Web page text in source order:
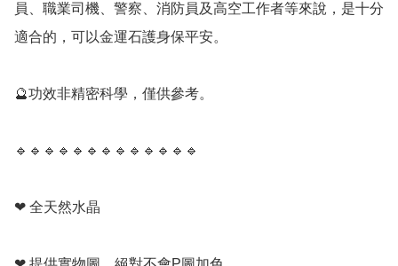
員、職業司機、警察、消防員及高空工作者等來說，是十分
適合的，可以金運石護身保平安。
🔮功效非精密科學，僅供參考。
🔹️🔹️🔹️🔹️🔹️🔹️🔹️🔹️🔹️🔹️🔹️🔹️🔹️
❤ 全天然水晶